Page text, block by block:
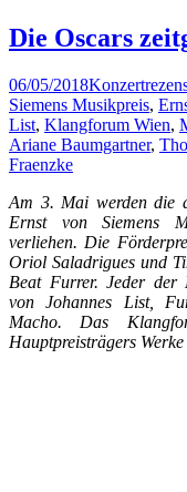
Die Oscars
06/05/2018
Siemens Musikpreis,
List, Klangforum Wien,
Ariane Baumgartner,
Fraenzke
Am 3. Mai werden die
Ernst von Siemens
verliehen. Die
Oriol Saladrigues und
Beat Furrer. Jeder der
von Johannes List,
Macho. Das
Hauptpreisträgers